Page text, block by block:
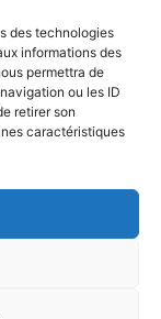
des technologies
informations des
permettra de
ou les ID
retirer son
caractéristiques